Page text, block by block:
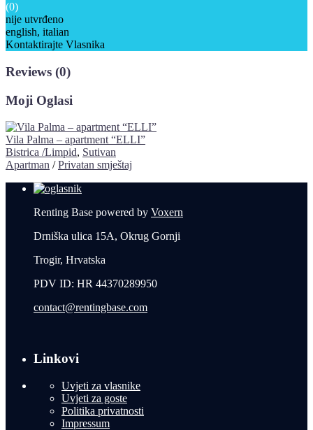
(0)
nije utvrđeno
english, italian
Kontaktirajte Vlasnika
Reviews (0)
Moji Oglasi
Vila Palma – apartment “ELLI”
Bistrica /Limpid, Sutivan
Apartman /Privatan smještaj
Renting Base powered by Voxern
Drniška ulica 15A, Okrug Gornji
Trogir, Hrvatska
PDV ID: HR 44370289950
contact@rentingbase.com
Linkovi
Uvjeti za vlasnike
Uvjeti za goste
Politika privatnosti
Impressum